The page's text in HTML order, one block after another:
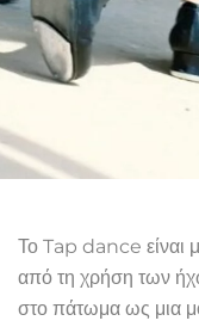
Το Tap dance είναι
από τη χρήση των
στο πάτωμα ως μια